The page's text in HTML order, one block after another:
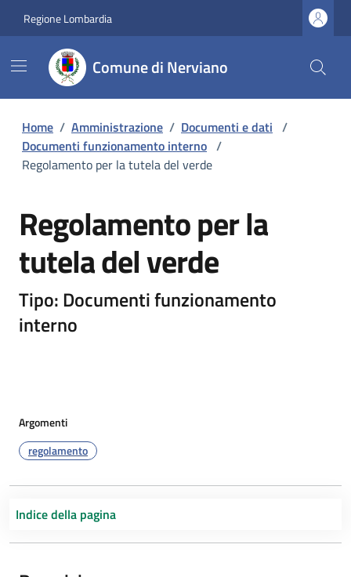
Regione Lombardia
Comune di Nerviano
Home / Amministrazione / Documenti e dati /
Documenti funzionamento interno /
Regolamento per la tutela del verde
Regolamento per la
tutela del verde
Tipo: Documenti funzionamento
interno
Argomenti
regolamento
Indice della pagina